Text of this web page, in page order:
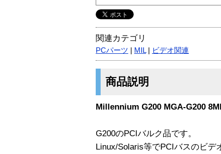
関連カテゴリ
PCパーツ MIL| ビデオ関連
商品説明
Millennium G200 MGA-G200
G200のPCIバルク品です。
Linux/Solaris等でPCIバスのビデ